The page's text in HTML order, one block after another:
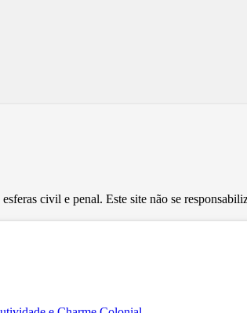
civil e penal. Este site não se